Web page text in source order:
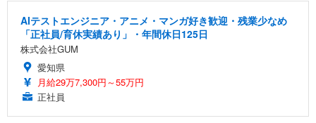
AIテストエンジニア・アニメ・マンガ好き歓迎・残業少なめ
「正社員/育休実績あり」・年間休日125日
株式会社GUM
愛知県
月給29万7,300円～55万円
正社員